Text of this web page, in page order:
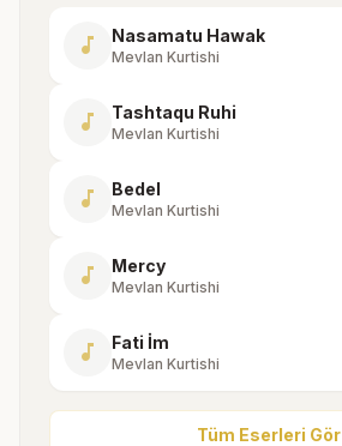
music_note Nasamatu Hawak
Mevlan Kurtishi
music_note Tashtaqu Ruhi
Mevlan Kurtishi
music_note Bedel
Mevlan Kurtishi
music_note Mercy
Mevlan Kurtishi
music_note Fati İm
Mevlan Kurtishi
Tüm Eserleri Gör